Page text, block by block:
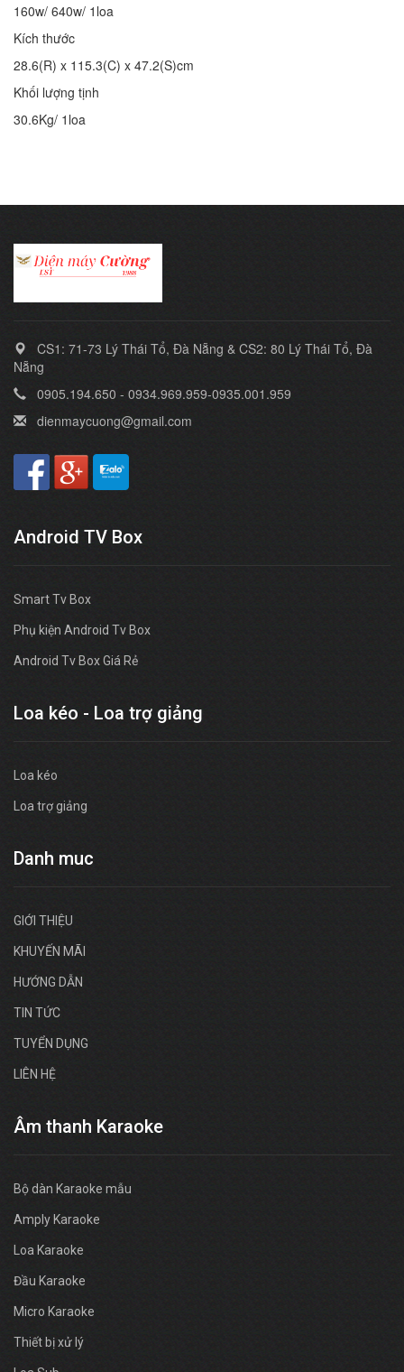
160w/ 640w/ 1loa
Kích thước
28.6(R) x 115.3(C) x 47.2(S)cm
Khối lượng tịnh
30.6Kg/ 1loa
CS1: 71-73 Lý Thái Tổ, Đà Nẵng & CS2: 80 Lý Thái Tổ, Đà
Nẵng
0905.194.650 - 0934.969.959-0935.001.959
dienmaycuong@gmail.com
Android TV Box
Smart Tv Box
Phụ kiện Android Tv Box
Android Tv Box Giá Rẻ
Loa kéo - Loa trợ giảng
Loa kéo
Loa trợ giảng
Danh muc
GIỚI THIỆU
KHUYẾN MÃI
HƯỚNG DẪN
TIN TỨC
TUYỂN DỤNG
LIÊN HỆ
Âm thanh Karaoke
Bộ dàn Karaoke mẫu
Amply Karaoke
Loa Karaoke
Đầu Karaoke
Micro Karaoke
Thiết bị xử lý